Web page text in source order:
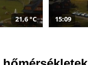
21,6 °C 15:09